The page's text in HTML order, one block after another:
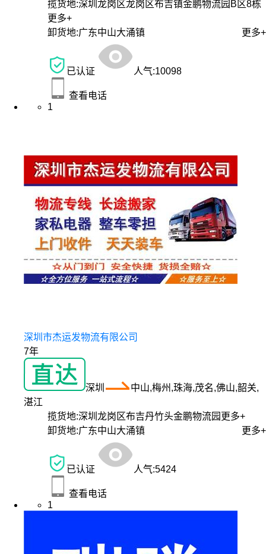
揽货地:深圳龙岗区龙岗区布吉镇金鹏物流园B区8栋
更多+
卸货地:广东中山大涌镇 更多+
已认证 人气:10098
查看电话
1
深圳市杰运发物流有限公司
7年
深圳
中山,梅州,珠海,茂名,佛山,韶关,
湛江
揽货地:深圳龙岗区布吉丹竹头金鹏物流园 更多+
卸货地:广东中山大涌镇 更多+
已认证 人气:5424
查看电话
1